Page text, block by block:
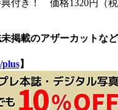
付き！ 価格1320円（税
掲載のアザーカットなど
plus】